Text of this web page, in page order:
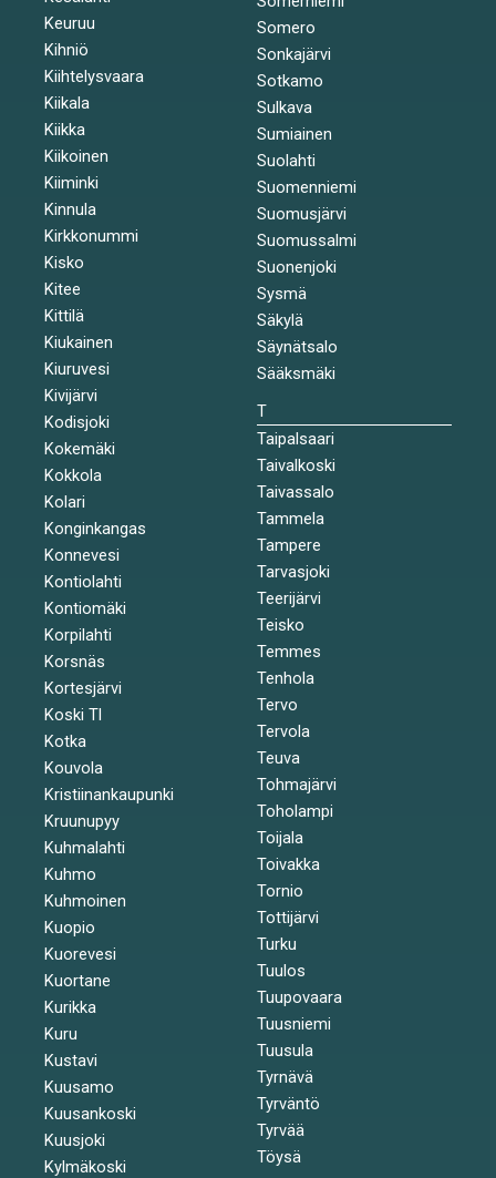
Keuruu
Kihniö
Kiihtelysvaara
Kiikala
Kiikka
Kiikoinen
Kiiminki
Kinnula
Kirkkonummi
Kisko
Kitee
Kittilä
Kiukainen
Kiuruvesi
Kivijärvi
Kodisjoki
Kokemäki
Kokkola
Kolari
Konginkangas
Konnevesi
Kontiolahti
Kontiomäki
Korpilahti
Korsnäs
Kortesjärvi
Koski Tl
Kotka
Kouvola
Kristiinankaupunki
Kruunupyy
Kuhmalahti
Kuhmo
Kuhmoinen
Kuopio
Kuorevesi
Kuortane
Kurikka
Kuru
Kustavi
Kuusamo
Kuusankoski
Kuusjoki
Kylmäkoski
Somero
Sonkajärvi
Sotkamo
Sulkava
Sumiainen
Suolahti
Suomenniemi
Suomusjärvi
Suomussalmi
Suonenjoki
Sysmä
Säkylä
Säynätsalo
Sääksmäki
T
Taipalsaari
Taivalkoski
Taivassalo
Tammela
Tampere
Tarvasjoki
Teerijärvi
Teisko
Temmes
Tenhola
Tervo
Tervola
Teuva
Tohmajärvi
Toholampi
Toijala
Toivakka
Tornio
Tottijärvi
Turku
Tuulos
Tuupovaara
Tuusniemi
Tuusula
Tyrnävä
Tyrväntö
Tyrvää
Töysä